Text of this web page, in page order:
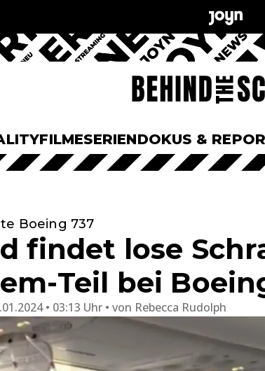
FILMESERIENDOKUS &
Boeing 737
findet lose
Teil bei
• 03:13 Uhr von Rebecca Rudolph